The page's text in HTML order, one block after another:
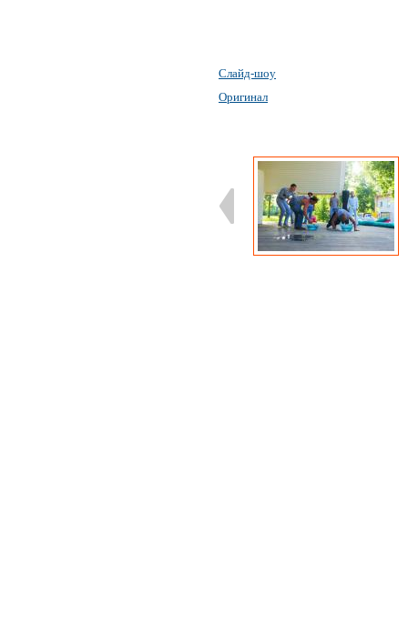
Слайд-шоу
Оригинал